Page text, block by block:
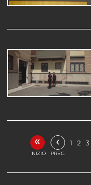
«
INIZIO
‹
PREC.
1 2 3